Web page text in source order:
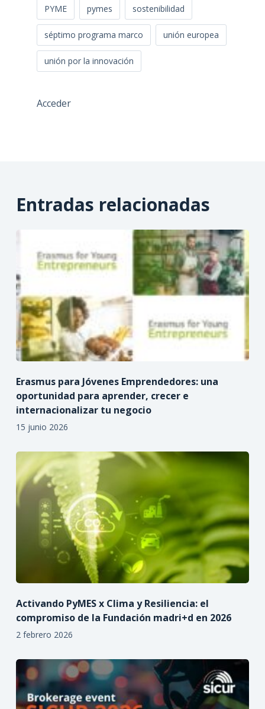
PYME pymes sostenibilidad
séptimo programa marco unión europea
unión por la innovación
Acceder
Entradas relacionadas
Erasmus para Jóvenes Emprendedores: una
oportunidad para aprender, crecer e
internacionalizar tu negocio
15 junio 2026
Activando PyMES x Clima y Resiliencia: el
compromiso de la Fundación madri+d en 2026
2 febrero 2026